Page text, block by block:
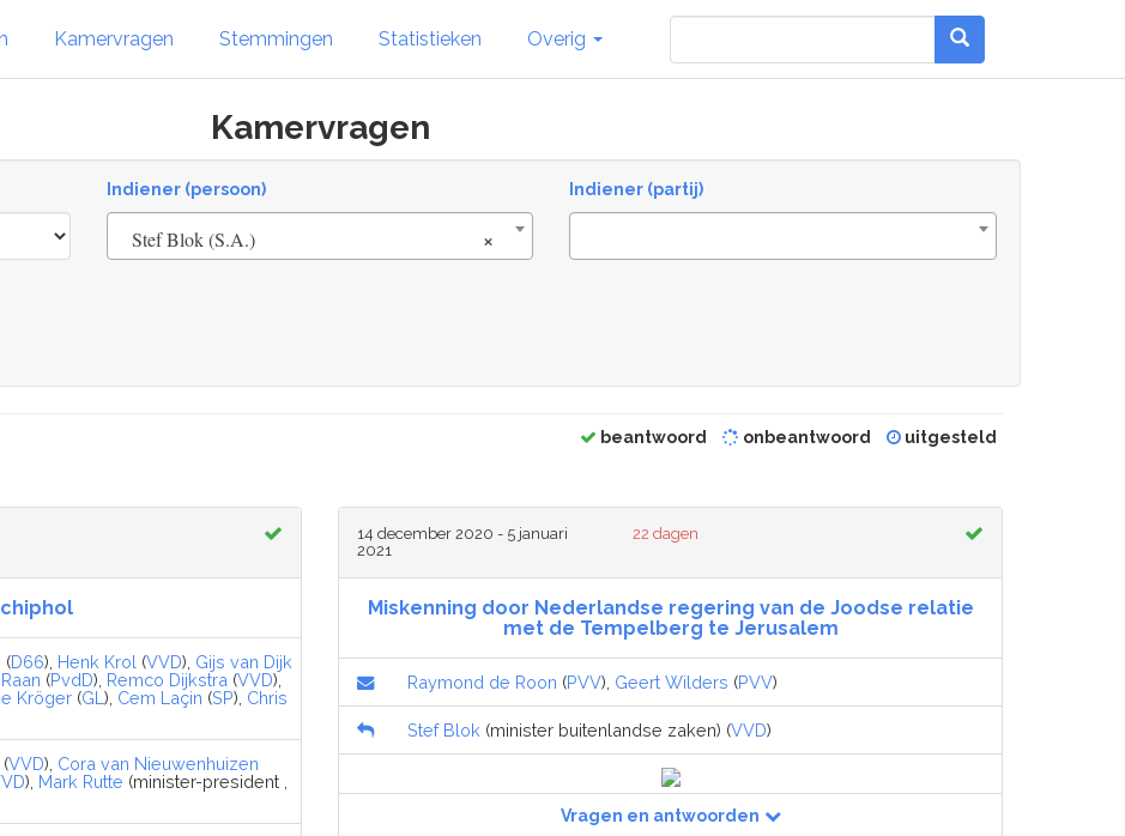
Kamervragen Stemmingen Statistieken Overig
Kamervragen
Indiener (persoon)
×
Stef Blok (S.A.)
Indiener (partij)
beantwoord onbeantwoord uitgesteld
(D66), Henk Krol (VVD), Gijs van Dijk
(PvdD), Remco Dijkstra (VVD),
Kröger (GL ), Cem Laçin (SP), Chris
VVD), Cora van Nieuwenhuizen
), Mark Rutte (minister-president ,
14 december 2020 - 5 januari
2021
22 dagen
Miskenning door Nederlandse regering van de Joodse relatie
met de Tempelberg te Jerusalem
Raymond de Roon (PVV), Geert Wilders (PVV)
Stef Blok (minister buitenlandse zaken) (VVD)
Vragen en antwoorden